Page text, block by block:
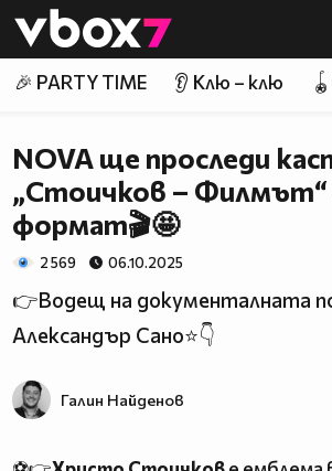
👾
🎉 PARTY TIME 👂 Клю – клю
NOVA ще проследи
„Стоичков – Филмът“
формат🎬🤩
2 569 06.10.2025
👉Водещ на документалната
Александър Сано⭐👇
Галин Найденов